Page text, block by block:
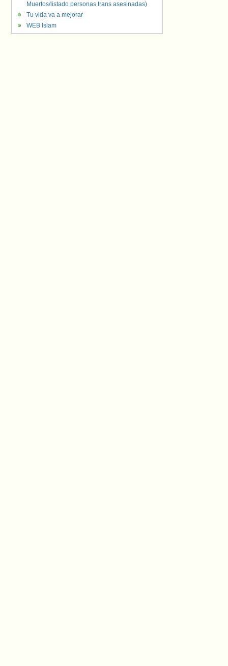
Muertos/listado personas trans asesinadas)
Tu vida va a mejorar
WEB Islam